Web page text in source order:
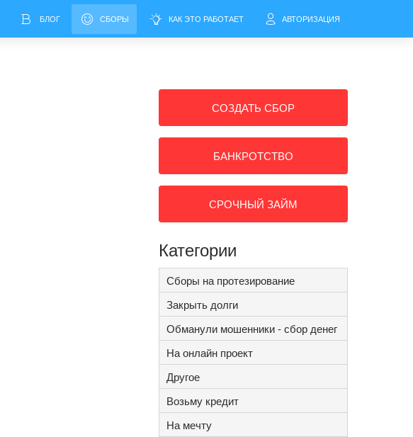
БЛОГ СБОРЫ КАК ЭТО РАБОТАЕТ АВТОРИЗАЦИЯ
СОЗДАТЬ СБОР
БАНКРОТСТВО
СРОЧНЫЙ ЗАЙМ
Категории
Сборы на протезирование
Закрыть долги
Обманули мошенники - сбор денег
На онлайн проект
Другое
Возьму кредит
На мечту